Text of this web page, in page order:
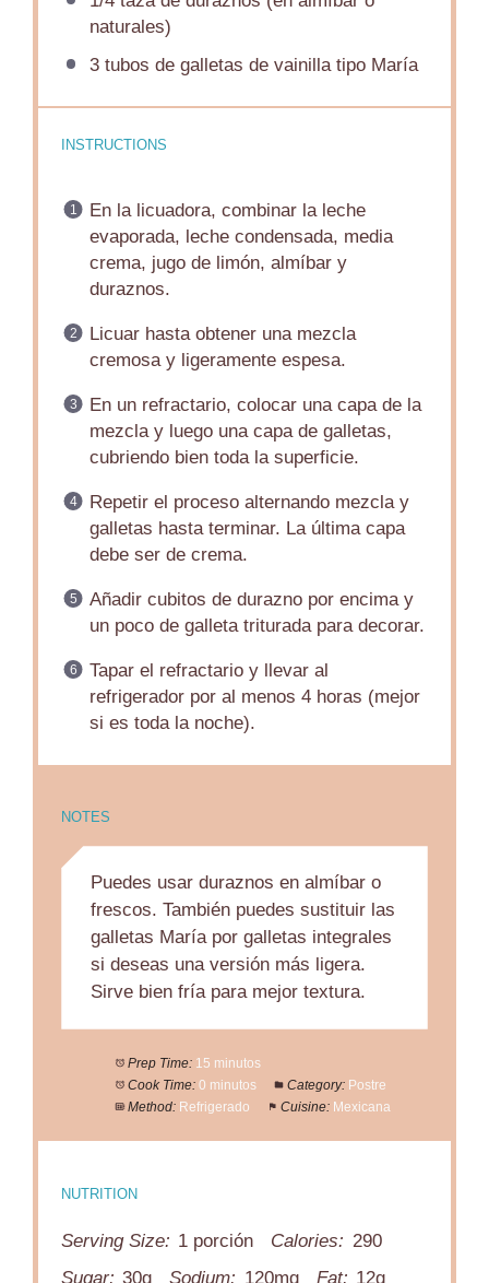
naturales)
3tubos de galletas de vainilla tipo María
INSTRUCTIONS
En la licuadora, combinar la leche
evaporada, leche condensada, media
crema, jugo de limón, almíbar y
duraznos.
Licuar hasta obtener una mezcla
cremosa y ligeramente espesa.
En un refractario, colocar una capa de la
mezcla y luego una capa de galletas,
cubriendo bien toda la superficie.
Repetir el proceso alternando mezcla y
galletas hasta terminar. La última capa
debe ser de crema.
Añadir cubitos de durazno por encima y
un poco de galleta triturada para decorar.
Tapar el refractario y llevar al
refrigerador por al menos 4 horas (mejor
si es toda la noche).
NOTES
Puedes usar duraznos en almíbar o
frescos. También puedes sustituir las
galletas María por galletas integrales
si deseas una versión más ligera.
Sirve bien fría para mejor textura.
Prep Time: 15 minutos
Cook Time: 0 minutos Category: Postre
Method: Refrigerado Cuisine: Mexicana
NUTRITION
Serving Size: 1 porción Calories: 290
Sugar: 30g Sodium: 120mg Fat: 12g